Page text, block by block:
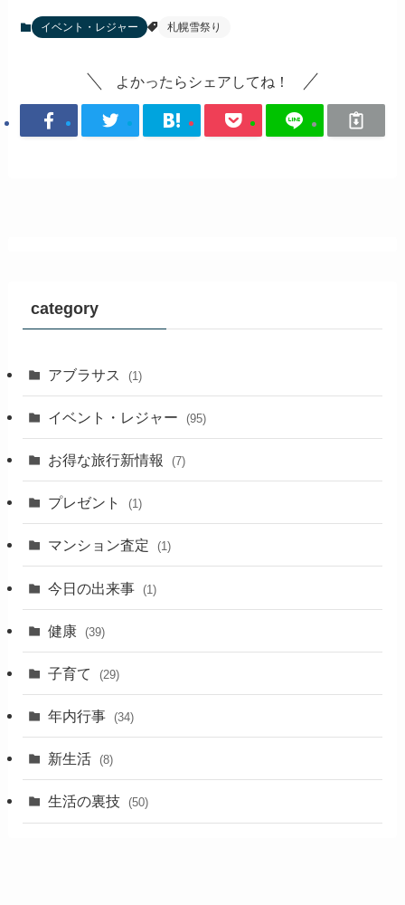
イベント・レジャー 札幌雪祭り
よかったらシェアしてね！
category
アブラサス (1)
イベント・レジャー (95)
お得な旅行新情報 (7)
プレゼント (1)
マンション査定 (1)
今日の出来事 (1)
健康 (39)
子育て (29)
年内行事 (34)
新生活 (8)
生活の裏技 (50)